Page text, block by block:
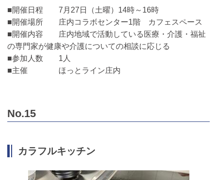
■開催日程 7月27日（土曜）14時～16時
■開催場所 庄内コラボセンター1階 カフェスペース
■開催内容 庄内地域で活動している医療・介護・福祉
の専門家が健康や介護についての相談に応じる
■参加人数 1人
■主催 ほっとライン庄内
No.15
カラフルキッチン